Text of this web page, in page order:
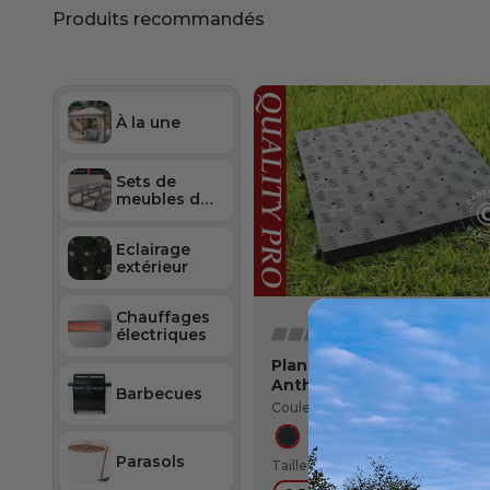
À la une
Sets de
meubles de
Eclairage
extérieur
Chauffages
électriques
Barbecues
Parasols
Planchers PRO 1 m²,
Anthracite (4 pc.)
Couleur:
Anthracite
Taille: